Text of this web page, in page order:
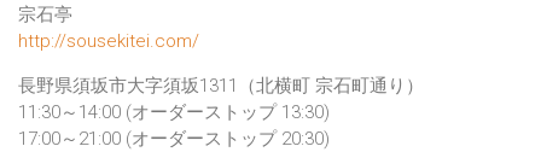
宗石亭
http://sousekitei.com/
長野県須坂市大字須坂1311（北横町 宗石町通り）
11:30～14:00 (オーダーストップ 13:30)
17:00～21:00 (オーダーストップ 20:30)